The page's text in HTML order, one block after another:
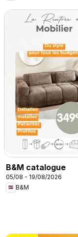
B&M catalogue
05/08 - 19/08/2026
B&M